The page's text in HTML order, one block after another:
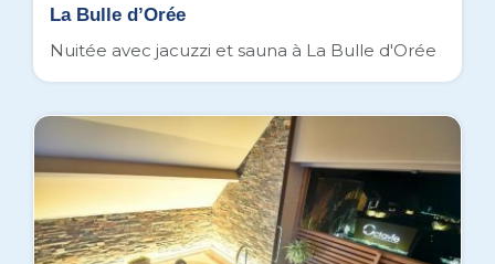
La Bulle d’Orée
Nuitée avec jacuzzi et sauna à La Bulle d'Orée